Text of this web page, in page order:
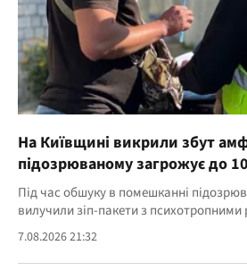
На Київщині викрили збут
підозрюваному загрожує до
Під час обшуку в помешканні
вилучили зіп-пакети з
7.08.2026 21:32